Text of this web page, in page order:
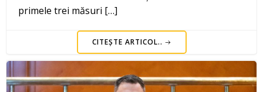
primele trei măsuri […]
CITEȘTE ARTICOL..